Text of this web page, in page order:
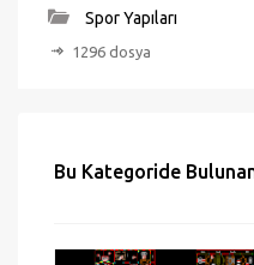
Spor Yapıları
1296 dosya
Bu Kategoride